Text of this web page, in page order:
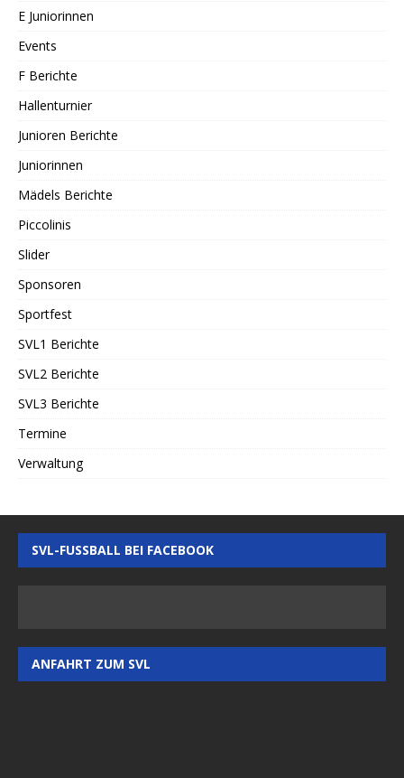
E Juniorinnen
Events
F Berichte
Hallenturnier
Junioren Berichte
Juniorinnen
Mädels Berichte
Piccolinis
Slider
Sponsoren
Sportfest
SVL1 Berichte
SVL2 Berichte
SVL3 Berichte
Termine
Verwaltung
SVL-FUSSBALL BEI FACEBOOK
ANFAHRT ZUM SVL